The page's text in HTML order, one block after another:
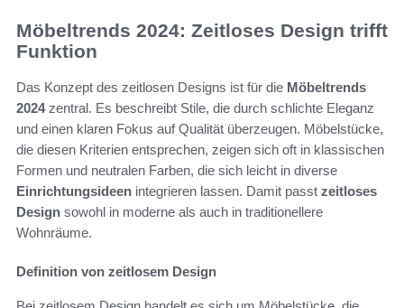
Möbeltrends 2024: Zeitloses Design trifft
Funktion
Das Konzept des zeitlosen Designs ist für die Möbeltrends
2024zentral. Es beschreibt Stile, die durch schlichte Eleganz
und einen klaren Fokus auf Qualität überzeugen. Möbelstücke,
die diesen Kriterien entsprechen, zeigen sich oft in klassischen
Formen und neutralen Farben, die sich leicht in diverse
Einrichtungsideen integrieren lassen. Damit passt zeitloses
Design sowohl in moderne als auch in traditionellere
Wohnräume.
Definition von zeitlosem Design